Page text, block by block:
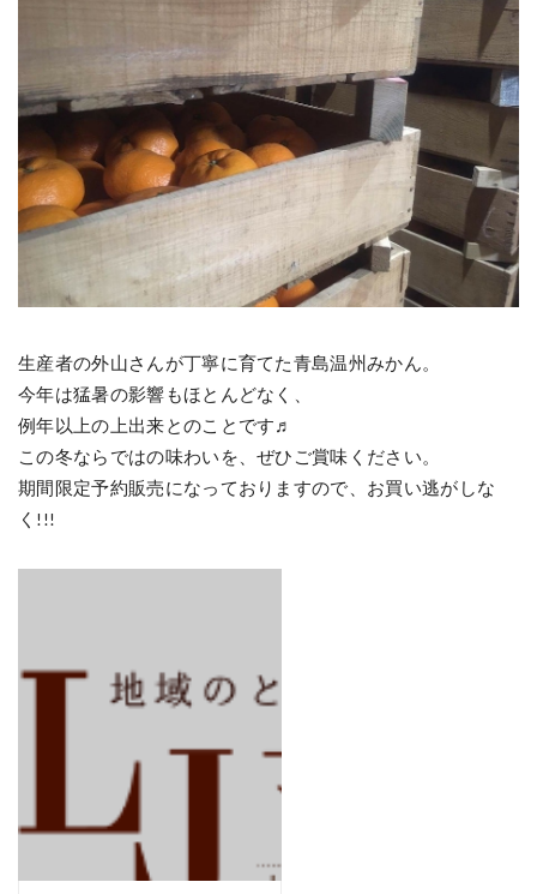
生産者の外山さんが丁寧に育てた 青島温州みかん。
今年は猛暑の影響もほとんどなく、
例年以上の上出来とのことです♬
この冬ならではの味わいを、ぜひご賞味ください。
期間限定予約販売になっておりますので、お買い逃がしな
く!!!